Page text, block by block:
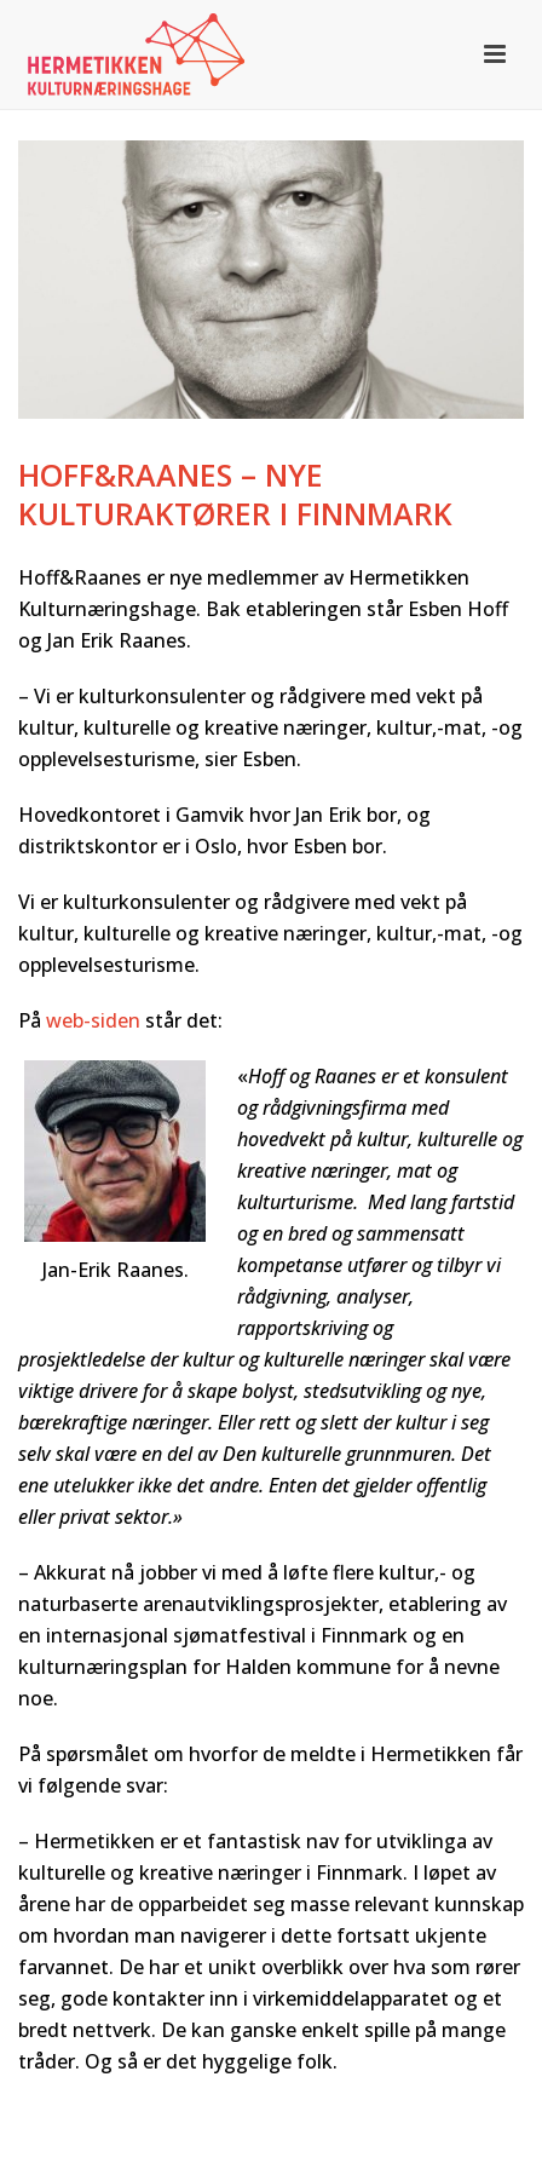
HOFF&RAANES – NYE
KULTURAKTØRER I FINNMARK
Hoff&Raanes er nye medlemmer av Hermetikken
Kulturnæringshage. Bak etableringen står Esben Hoff
og Jan Erik Raanes.
– Vi er kulturkonsulenter og rådgivere med vekt på
kultur, kulturelle og kreative næringer, kultur,-mat, -og
opplevelsesturisme, sier Esben.
Hovedkontoret i Gamvik hvor Jan Erik bor, og
distriktskontor er i Oslo, hvor Esben bor.
Vi er kulturkonsulenter og rådgivere med vekt på
kultur, kulturelle og kreative næringer, kultur,-mat, -og
opplevelsesturisme.
På web-siden står det:
Jan-Erik Raanes.
«Hoff og Raanes er et konsulent
og rådgivningsfirma med
hovedvekt på kultur, kulturelle og
kreative næringer, mat og
kulturturisme. Med lang fartstid
og en bred og sammensatt
kompetanse utfører og tilbyr vi
rådgivning, analyser,
rapportskriving og
prosjektledelse der kultur og kulturelle næringer skal være
viktige drivere for å skape bolyst, stedsutvikling og nye,
bærekraftige næringer. Eller rett og slett der kultur i seg
selv skal være en del av Den kulturelle grunnmuren. Det
ene utelukker ikke det andre. Enten det gjelder offentlig
eller privat sektor.»
– Akkurat nå jobber vi med å løfte flere kultur,- og
naturbaserte arenautviklingsprosjekter, etablering av
en internasjonal sjømatfestival i Finnmark og en
kulturnæringsplan for Halden kommune for å nevne
noe.
På spørsmålet om hvorfor de meldte i Hermetikken får
vi følgende svar:
– Hermetikken er et fantastisk nav for utviklinga av
kulturelle og kreative næringer i Finnmark. I løpet av
årene har de opparbeidet seg masse relevant kunnskap
om hvordan man navigerer i dette fortsatt ukjente
farvannet. De har et unikt overblikk over hva som rører
seg, gode kontakter inn i virkemiddelapparatet og et
bredt nettverk. De kan ganske enkelt spille på mange
tråder. Og så er det hyggelige folk.